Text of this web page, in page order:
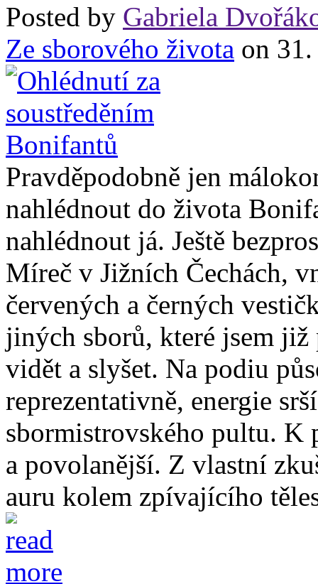
Posted by Gabriela
Ze sborového života on
Pravděpodobně jen
nahlédnout do života
nahlédnout já. Ještě
Míreč v Jižních Čechách,
červených a černých
jiných sborů, které jsem
vidět a slyšet. Na podiu
reprezentativně, energie
sbormistrovského pultu. K
a povolanější. Z vlastní
auru kolem zpívajícího